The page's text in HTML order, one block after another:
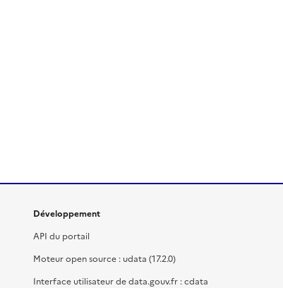
Développement
API du portail
Moteur open source : udata (17.2.0)
Interface utilisateur de data.gouv.fr : cdata